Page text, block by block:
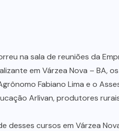
na sala de reuniões da
em Várzea Nova – BA,
Fabiano Lima e o
Arlivan, produtores
cursos em Várzea